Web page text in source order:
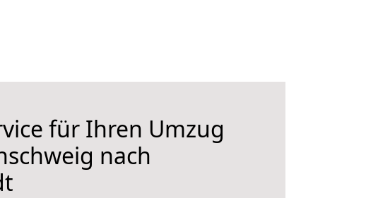
für Ihren Umzug
nach